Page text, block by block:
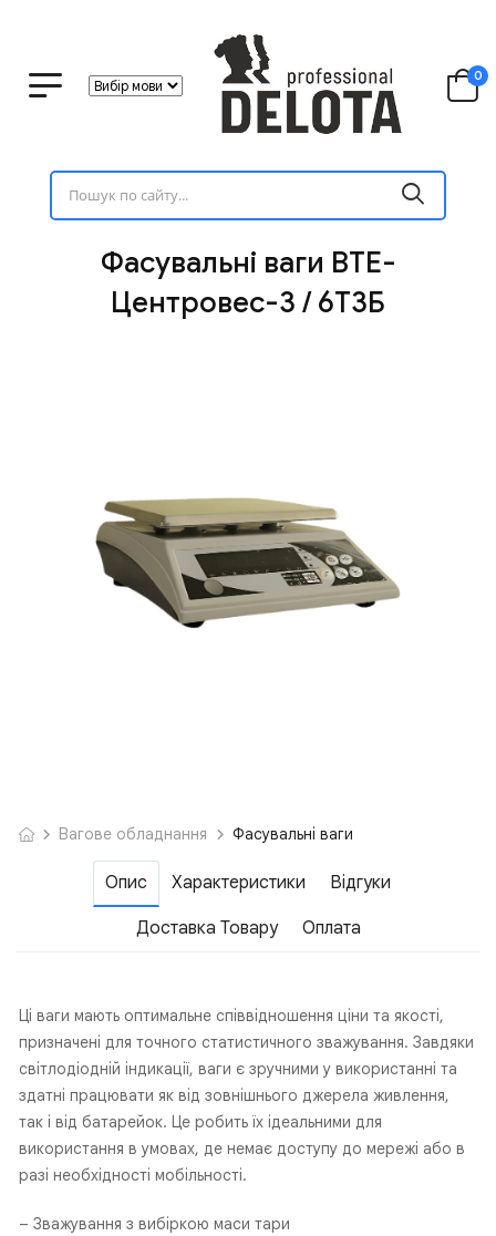
0
Фасувальні ваги ВТЕ-
Центровес-3 / 6Т3Б
Вагове обладнання Фасувальні ваги
Опис Характеристики Відгуки
Доставка Товару Оплата
Ці ваги мають оптимальне співвідношення ціни та якості,
призначені для точного статистичного зважування. Завдяки
світлодіодній індикації, ваги є зручними у використанні та
здатні працювати як від зовнішнього джерела живлення,
так і від батарейок. Це робить їх ідеальними для
використання в умовах, де немає доступу до мережі або в
разі необхідності мобільності.
– Зважування з вибіркою маси тари